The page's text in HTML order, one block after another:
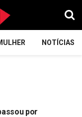
NOTÍCIAS
por